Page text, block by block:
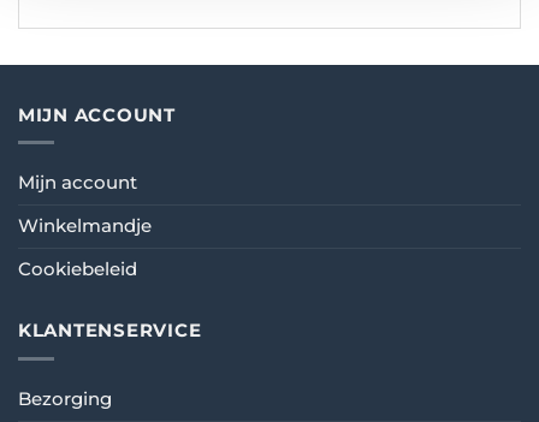
MIJN ACCOUNT
Mijn account
Winkelmandje
Cookiebeleid
KLANTENSERVICE
Bezorging